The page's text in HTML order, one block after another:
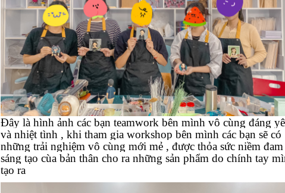
Đây là hình ảnh các bạn teamwork bên mình vô cùng đáng
và nhiệt tình , khi tham gia workshop bên mình các bạn sẽ có
những trải nghiệm vô cùng mới mẻ , được thỏa sức niềm đam
sáng tạo cùa bản thân cho ra những sản phẩm do chính tay
tạo ra